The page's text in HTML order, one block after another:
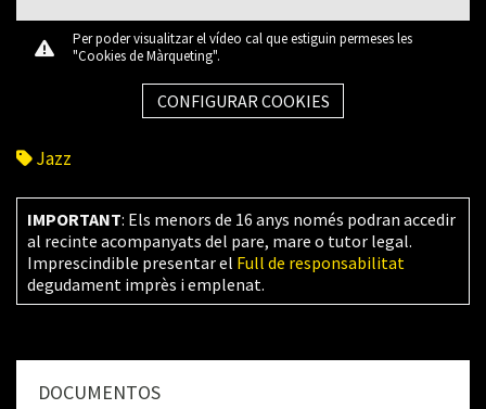
Per poder visualitzar el vídeo cal que estiguin permeses les
"Cookies de Màrqueting".
CONFIGURAR COOKIES
Jazz
IMPORTANT: Els menors de 16 anys només podran accedir
al recinte acompanyats del pare, mare o tutor legal.
Imprescindible presentar el Full de responsabilitat
degudament imprès i emplenat.
DOCUMENTOS